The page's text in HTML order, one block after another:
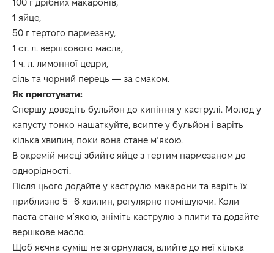
1 яйце,
50 г тертого пармезану,
1 ст. л. вершкового масла,
1 ч. л. лимонної цедри,
сіль та чорний перець — за смаком.
Як приготувати:
Спершу доведіть бульйон до кипіння у каструлі. Молод у
капусту тонко нашаткуйте, всипте у бульйон і варіть
кілька хвилин, поки вона стане м’якою.
В окремій мисці збийте яйце з тертим пармезаном до
однорідності.
Після цього додайте у каструлю макарони та варіть їх
приблизно 5–6 хвилин, регулярно помішуючи. Коли
паста стане м’якою, зніміть каструлю з плити та додайте
вершкове масло.
Щоб яєчна суміш не згорнулася, влийте до неї кілька